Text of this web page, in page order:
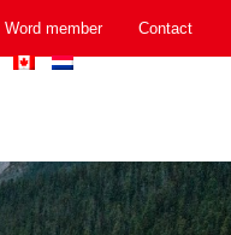
Word member Contact